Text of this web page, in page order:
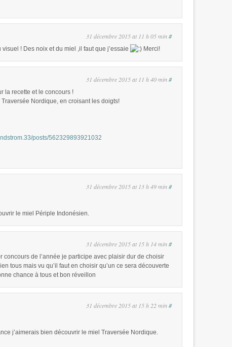
31 décembre 2015 at 11 h 05 min #
visuel ! Des noix et du miel ,il faut que j’essaie Merci!
31 décembre 2015 at 11 h 40 min #
la recette et le concours !
Nordique, en croisant les doigts!
posts/562329893921032
31 décembre 2015 at 13 h 49 min #
le miel Périple Indonésien.
31 décembre 2015 at 15 h 14 min #
concours de l’année je participe avec plaisir dur de choisir
tous mais vu qu’il faut en choisir qu’un ce sera découverte
chance à tous et bon réveillon
31 décembre 2015 at 15 h 22 min #
j’aimerais bien découvrir le miel Traversée Nordique.